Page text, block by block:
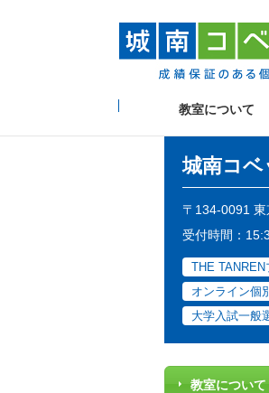
教室について
城南コベ
〒134-0091
受付時間：
THE TANREN
オンライン個
大学入試一般
教室について